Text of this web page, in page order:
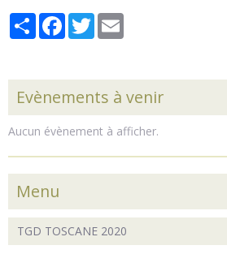
PartagerFacebook
Twitter
Evènements à venir
Aucun évènement à afficher.
Menu